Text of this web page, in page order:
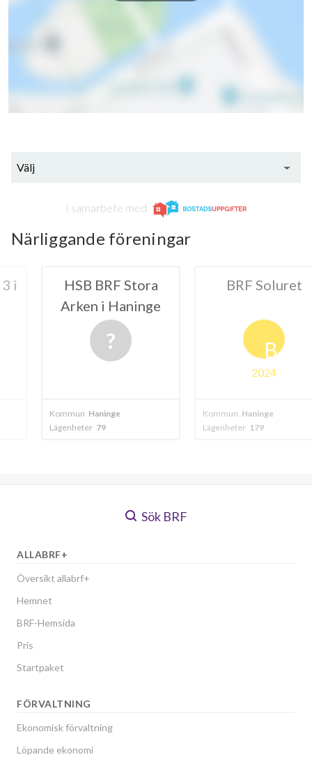
Välj
I samarbete med
Närliggande föreningar
Stora
BRF Soluret
Kommun
Lägenheter
HSB
Kommun
Lägenheter
Sök BRF
ALLABRF+
Översikt allabrf+
Hemnet
BRF-Hemsida
Pris
Startpaket
FÖRVALTNING
Ekonomisk förvaltning
Löpande ekonomi